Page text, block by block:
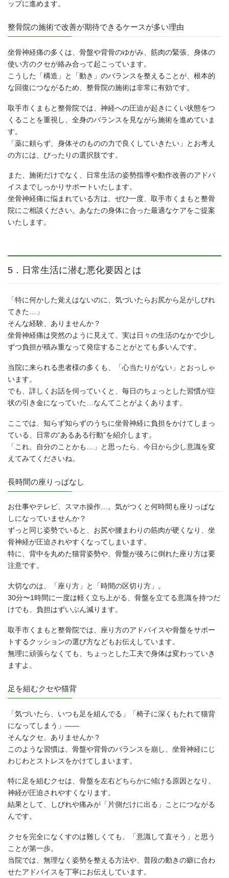
ップに進めます。
整骨院の施術で改善が期待できるケースが多い理由
坐骨神経痛の多くは、骨盤や背骨のゆがみ、筋肉の緊張、身体の
使い方のクセが絡み合って起こっています。
こうした「構造」と「動き」のバランスを整えることが、根本的
な回復につながるため、整骨院の施術は非常に有効です。
取手市くまもと整骨院では、神経への圧迫が起きにくい状態をつ
くることを重視し、全身のバランスを見ながら施術を進めていま
す。
「薬に頼らず、身体そのものの力で良くしていきたい」とお考え
の方には、ぴったりの選択肢です。
また、施術だけでなく、日常生活の姿勢指導や動作改善のアドバ
イスまでしっかりサポートいたします。
坐骨神経痛に悩まれている方は、ぜひ一度、取手市くまもと整骨
院にご相談ください。あなたの身体に合った最適なケアをご提案
いたします。
5．日常生活に潜む悪化要因とは
「特に何かした覚えはないのに、気づいたらお尻から足がしびれ
てきた…」
そんな経験、ありませんか？
坐骨神経痛は突然のように見えて、実は日々の生活のなかで少し
ずつ負担が積み重なって発症することがとても多いんです。
当院に来られる患者様の多くも、「心当たりがない」とおっしゃ
います。
でも、詳しくお話を伺っていくと、毎日のちょっとした習慣が症
状の引き金になっていた…なんてことがよくあります。
ここでは、知らず知らずのうちに坐骨神経に負担をかけてしまっ
ている、日常の“あるある行動”を紹介します。
「これ、自分のことかも…」と思ったら、今日から少し意識を変
えてみてくださいね。
長時間の座りっぱなし
お仕事やテレビ、スマホ操作…。気がつくと何時間も座りっぱな
しになっていませんか？
ずっと同じ姿勢でいると、お尻や腰まわりの筋肉が硬くなり、坐
骨神経が圧迫されやすくなってしまいます。
特に、背中を丸めた猫背姿勢や、骨盤が後ろに倒れた座り方は要
注意です。
大切なのは、「座り方」と「時間の区切り方」。
30分〜1時間に一度は軽く立ち上がる、骨盤を立てる意識を持つだ
けでも、負担はずいぶん減ります。
取手市くまもと整骨院では、座り方のアドバイスや骨盤をサポー
トするクッションの選び方などもお伝えしています。
無理に頑張らなくても、ちょっとした工夫で身体は変わっていき
ますよ。
足を組むクセや猫背
「気づいたら、いつも足を組んでる」「椅子に深くもたれて猫背
になってしまう」――
そんなクセ、ありませんか？
このような習慣は、骨盤や背骨のバランスを崩し、坐骨神経にじ
わじわとストレスをかけてしまいます。
特に足を組むクセは、骨盤を左右どちらかに傾ける原因となり、
神経が圧迫されやすくなります。
結果として、しびれや痛みが「片側だけに出る」ことにつながる
んです。
クセを完全になくすのは難しくても、「意識して直そう」と思う
ことが第一歩。
当院では、無理なく姿勢を整える方法や、普段の動きの癖に合わ
せたアドバイスを丁寧にお伝えしています。